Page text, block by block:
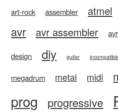
art-rock assembler atmel
avr avr assembler
design diy guitar
megadrum metal midi
prog progressive